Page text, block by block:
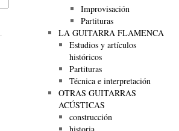
Improvisación
Partituras
LA GUITARRA FLAMENCA
Estudios y artículos
históricos
Partituras
Técnica e interpretación
OTRAS GUITARRAS
ACÚSTICAS
construcción